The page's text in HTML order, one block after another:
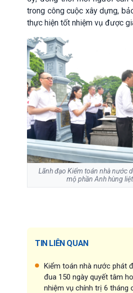
trong công cuộc xây dựng,
thực hiện tốt nhiệm vụ được
Lãnh đạo Kiểm toán nhà nước
mộ phần Anh hùng
TIN LIÊN QUAN
Kiểm toán nhà nước phát
đua 150 ngày quyết tâm
nhiệm vụ chính trị 6 tháng